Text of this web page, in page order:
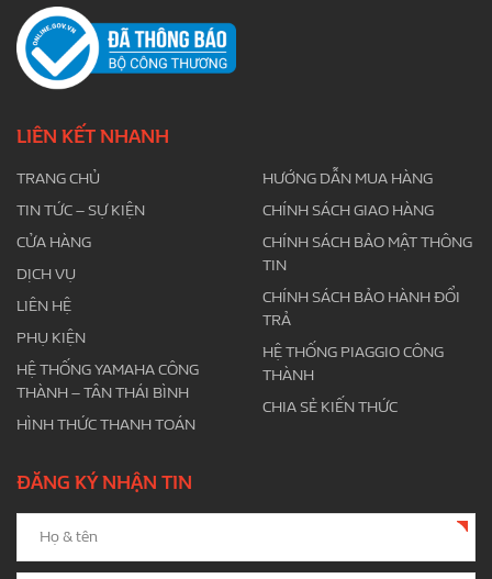
LIÊN KẾT NHANH
TRANG CHỦ
TIN TỨC – SỰ KIỆN
CỬA HÀNG
DỊCH VỤ
LIÊN HỆ
PHỤ KIỆN
HỆ THỐNG YAMAHA CÔNG
THÀNH – TÂN THÁI BÌNH
HÌNH THỨC THANH TOÁN
HƯỚNG DẪN MUA HÀNG
CHÍNH SÁCH GIAO HÀNG
CHÍNH SÁCH BẢO MẬT THÔNG
TIN
CHÍNH SÁCH BẢO HÀNH ĐỔI
TRẢ
HỆ THỐNG PIAGGIO CÔNG
THÀNH
CHIA SẺ KIẾN THỨC
ĐĂNG KÝ NHẬN TIN